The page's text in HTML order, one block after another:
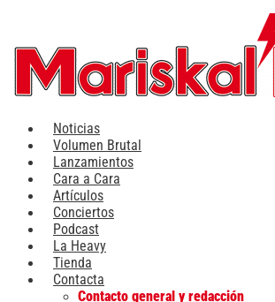
contenido
Noticias
Volumen Brutal
Lanzamientos
Cara a Cara
Artículos
Conciertos
Podcast
La Heavy
Tienda
Contacta
Contacto general y redacción